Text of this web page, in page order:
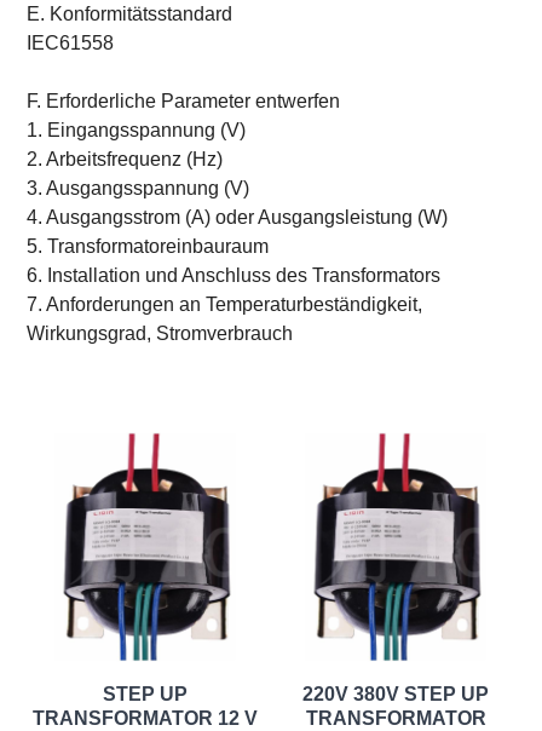
E. Konformitätsstandard
IEC61558
F. Erforderliche Parameter entwerfen
1. Eingangsspannung (V)
2. Arbeitsfrequenz (Hz)
3. Ausgangsspannung (V)
4. Ausgangsstrom (A) oder Ausgangsleistung (W)
5. Transformatoreinbauraum
6. Installation und Anschluss des Transformators
7. Anforderungen an Temperaturbeständigkeit,
Wirkungsgrad, Stromverbrauch
STEP UP
TRANSFORMATOR 12 V
220V 380V STEP UP
TRANSFORMATOR